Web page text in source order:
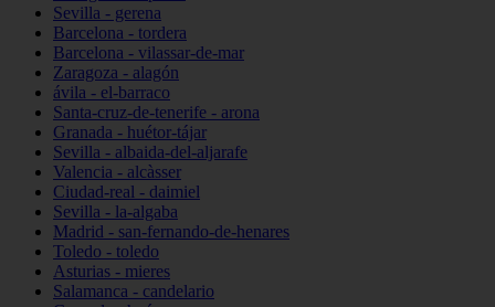
Sevilla - gerena
Barcelona - tordera
Barcelona - vilassar-de-mar
Zaragoza - alagón
ávila - el-barraco
Santa-cruz-de-tenerife - arona
Granada - huétor-tájar
Sevilla - albaida-del-aljarafe
Valencia - alcàsser
Ciudad-real - daimiel
Sevilla - la-algaba
Madrid - san-fernando-de-henares
Toledo - toledo
Asturias - mieres
Salamanca - candelario